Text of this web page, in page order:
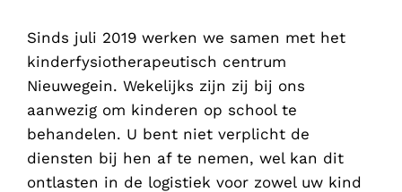
Sinds juli 2019 werken we samen met het
kinderfysiotherapeutisch centrum
Nieuwegein. Wekelijks zijn zij bij ons
aanwezig om kinderen op school te
behandelen. U bent niet verplicht de
diensten bij hen af te nemen, wel kan dit
ontlasten in de logistiek voor zowel uw kind